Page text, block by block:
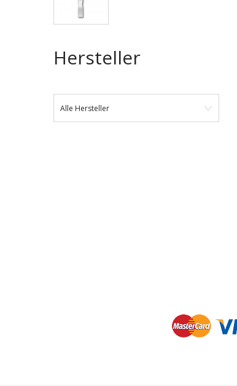
Hersteller
Alle Hersteller